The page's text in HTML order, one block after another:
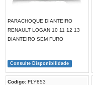
PARACHOQUE DIANTEIRO
RENAULT LOGAN 10 11 12 13
DIANTEIRO SEM FURO
Consulte Disponibilidade
Codigo: FLY853